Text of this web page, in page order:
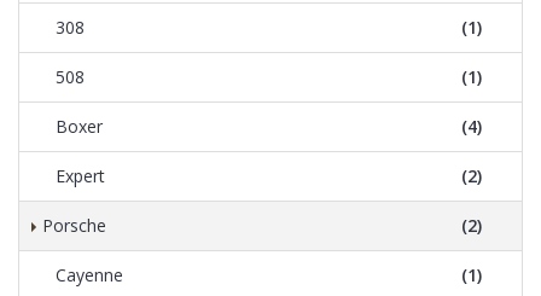
308 (1)
508 (1)
Boxer (4)
Expert (2)
Porsche (2)
Cayenne (1)